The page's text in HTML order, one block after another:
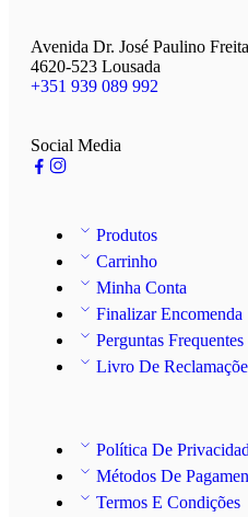
Avenida Dr. José Paulino
4620-523 Lousada
+351 939 089 992
Social Media
Produtos
Carrinho
Minha Conta
Finalizar Encomenda
Perguntas Frequentes
Livro De
Política De
Métodos De
Termos E Condições